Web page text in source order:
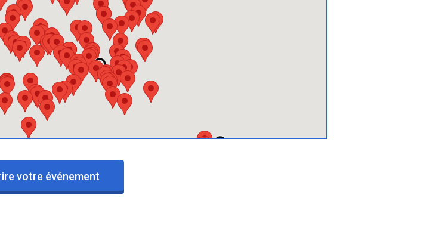
votre événement